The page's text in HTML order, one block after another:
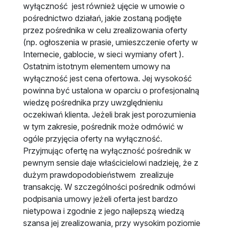
wyłączność jest również ujęcie w umowie o
pośrednictwo działań, jakie zostaną podjęte
przez pośrednika w celu zrealizowania oferty
(np. ogłoszenia w prasie, umieszczenie oferty w
Internecie, gablocie, w sieci wymiany ofert ).
Ostatnim istotnym elementem umowy na
wyłączność jest cena ofertowa. Jej wysokość
powinna być ustalona w oparciu o profesjonalną
wiedzę pośrednika przy uwzględnieniu
oczekiwań klienta. Jeżeli brak jest porozumienia
w tym zakresie, pośrednik może odmówić w
ogóle przyjęcia oferty na wyłączność.
Przyjmując ofertę na wyłączność pośrednik w
pewnym sensie daje właścicielowi nadzieję, że z
dużym prawdopodobieństwem zrealizuje
transakcję. W szczególności pośrednik odmówi
podpisania umowy jeżeli oferta jest bardzo
nietypowa i zgodnie z jego najlepszą wiedzą
szansa jej zrealizowania, przy wysokim poziomie